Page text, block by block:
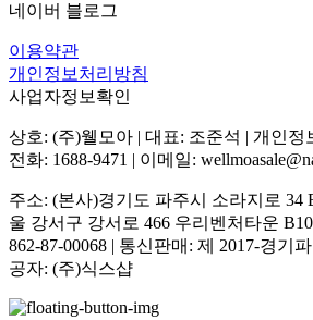
네이버 블로그
이용약관
개인정보처리방침
사업자정보확인
상호: (주)웰모아 | 대표: 조준석 | 개인정
전화: 1688-9471 | 이메일:
주소: (본사)경기도 파주시 소라지로 34
울 강서구 강서로 466 우리벤처타운
862-87-00068 | 통신판매: 제 2017-경기
공자: (주)식스샵